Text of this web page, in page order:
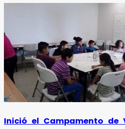
Inició el Campamento de